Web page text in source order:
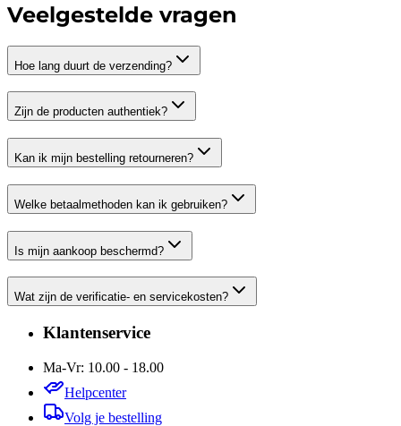
Veelgestelde vragen
Hoe lang duurt de verzending?
Zijn de producten authentiek?
Kan ik mijn bestelling retourneren?
Welke betaalmethoden kan ik gebruiken?
Is mijn aankoop beschermd?
Wat zijn de verificatie- en servicekosten?
Klantenservice
Ma-Vr: 10.00 - 18.00
Helpcenter
Volg je bestelling